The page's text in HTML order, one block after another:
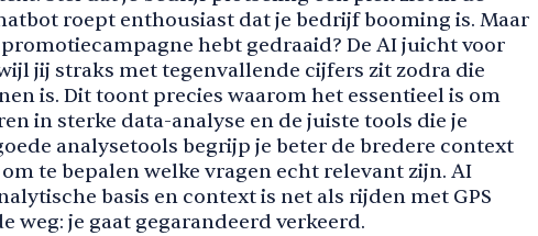
roept enthousiast dat je bedrijf booming is. Maar
hebt gedraaid? De AI juicht voor
jij straks met tegenvallende cijfers zit zodra die
is. Dit toont precies waarom het essentieel is om
in sterke data-analyse en de juiste tools die je
analysetools begrijp je beter de bredere context
te bepalen welke vragen echt relevant zijn. AI
basis en context is net als rijden met GPS
weg: je gaat gegarandeerd verkeerd.